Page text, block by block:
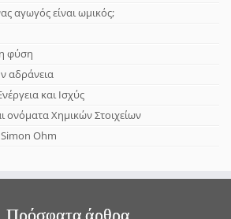
αγωγός είναι ωμικός;
φύση
αδράνεια
και Ισχύς
ονόματα Χημικών Στοιχείων
Ohm
Πρόσφατα άρθρα